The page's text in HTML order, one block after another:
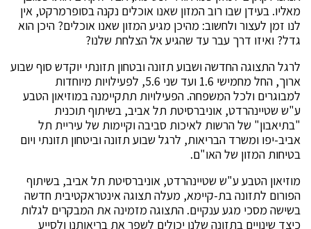
מאליו. בעידן שבו רוב המזון שאנו אוכלים נקנה בסופרמרקט, אין
לנו זמן לעצור ולחשוב: מהיכן מגיע המזון שאנו אוכלים? היכן הוא
גדל? ואיזו דרך עבר עד שהגיע אל הצלחת שלנו?
לרגל התצוגה החדשה ושבוע תזונה ובטחון תזונתי יוקדש סוף שבוע
ארוך, החל מחמישי 1.6 ועד שני 5.6, לפעילויות מיוחדות
למבוגרים ולכל המשפחה. הפעילויות תתקיימנה במוזיאון הטבע
ע"ש שטיינהרדט, אוניברסיטת תל אביב, בשיתוף תוכנית
"בתיאבון" של הרשות לאיכות סביבה וקיימות של עיריית תל
אביב-יפו ומשרד הבריאות, לרגל שבוע תזונה וביטחון תזונתי ויום
בטיחות המזון של האו"ם.
מוזיאון הטבע ע"ש שטיינהרדט, אוניברסיטת תל אביב, בשיתוף
הפורום לתזונה בת-קיימא, מעלה תצוגה אינטראקטיבית חדשה
בשישה מסכי מגע ענקיים. התצוגה מזמינה את המבקרים לגלות
כיצד שינויים בתזונה שלנו יכולים לשפר את בריאותנו ולסייע